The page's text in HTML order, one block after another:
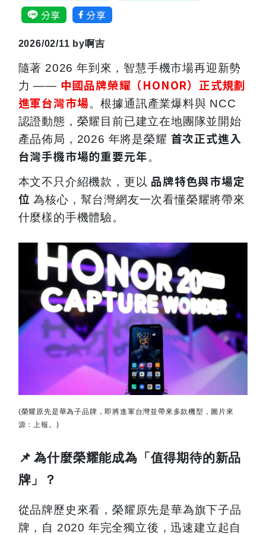
分享
分享
2026/02/11 by啊吉
隨著 2026 年到來，智慧手機市場再迎新勢
力 —— 中國品牌榮耀（HONOR）正式規劃
進軍台灣市場。根據通訊產業爆料與 NCC
認證動態，榮耀目前已建立在地團隊並開始
產品佈局，2026 年將是榮耀 首次正式進入
台灣手機市場的重要元年。
本文不只介紹機款，更以 品牌特色與市場定
位 為核心，幫台灣網友一次看懂榮耀將帶來
什麼樣的手機體驗。
(榮耀原先是華為子品牌，即將進軍台灣並帶來多款機型，圖片來
源：上報。)
📌 為什麼榮耀能成為「值得期待的新品
牌」？
從品牌歷史來看，榮耀原先是華為旗下子品
牌，自 2020 年完全獨立後，迅速建立起自